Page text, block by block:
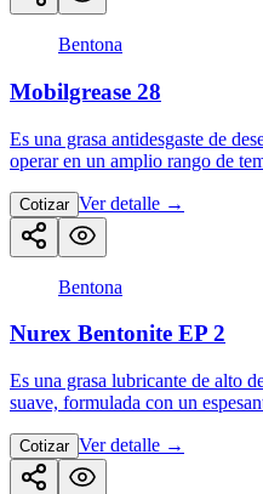
Bentona
Mobilgrease 28
Es una grasa antidesgaste de
operar en un amplio rango de
Cotizar Ver detalle →
Bentona
Nurex Bentonite EP 2
Es una grasa lubricante de alto
suave, formulada con un
Cotizar Ver detalle →